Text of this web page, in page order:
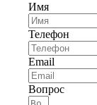
Имя
Телефон
Email
Вопрос